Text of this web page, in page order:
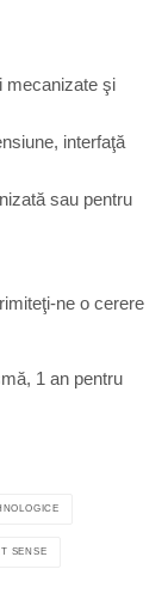
mecanizate şi
interfaţă
sau pentru
ne o cerere
1 an pentru
SENSE